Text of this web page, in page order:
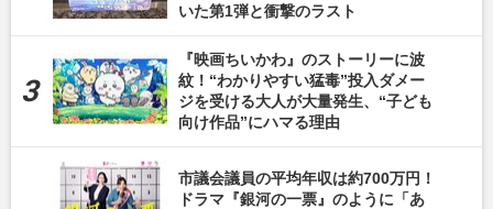
いた第1弾と衝撃のラスト
『映画ちいかわ』のストーリーに波
紋！“わかりやすい猛毒”投入ダメー
ジを受ける大人が大量発生、“子ども
向け作品”にハマる理由
市議会議員の平均年収は約700万円！
ドラマ『銀河の一票』のように「あ